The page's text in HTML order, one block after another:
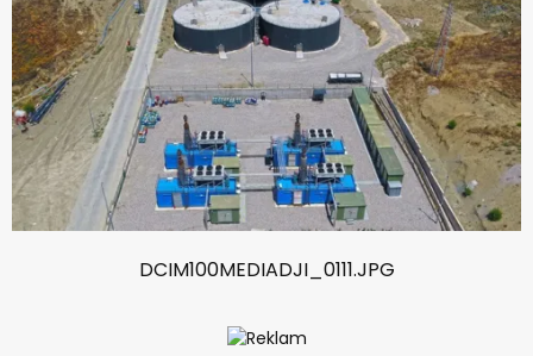
DCIM100MEDIADJI_0111.JPG